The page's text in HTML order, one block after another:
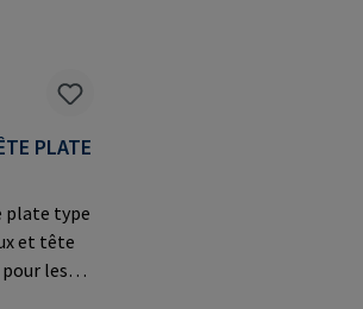
PLATE
plate type
et tête
les